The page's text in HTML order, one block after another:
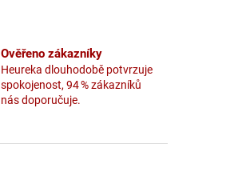
Ověřeno zákazníky
Heureka dlouhodobě potvrzuje
spokojenost, 94 % zákazníků
nás doporučuje.